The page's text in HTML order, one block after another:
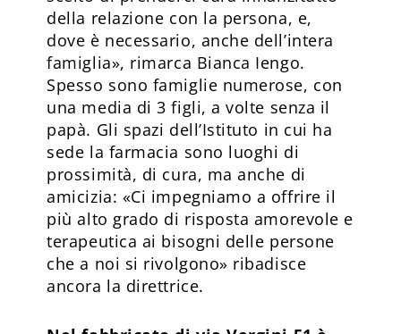
della relazione con la persona, e,
dove è necessario, anche dell’intera
famiglia», rimarca Bianca Iengo.
Spesso sono famiglie numerose, con
una media di 3 figli, a volte senza il
papà. Gli spazi dell’Istituto in cui ha
sede la farmacia sono luoghi di
prossimità, di cura, ma anche di
amicizia: «Ci impegniamo a offrire il
più alto grado di risposta amorevole e
terapeutica ai bisogni delle persone
che a noi si rivolgono» ribadisce
ancora la direttrice.